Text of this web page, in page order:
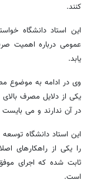
کنند.
این استاد دانشگاه
عمومی درباره اهمیت
یابد.
وی در ادامه به موضوع
یکی از دلایل مصرف
در آن ندارند و می بایست
این استاد دانشگاه
را یکی از راهکارهای
ثابت شده که اجرای
است.